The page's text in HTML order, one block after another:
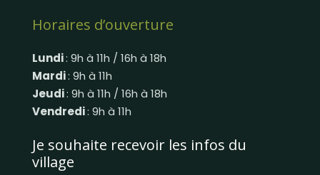
Horaires d’ouverture
Lundi: 9h à 11h / 16h à 18h
Mardi: 9h à 11h
Jeudi: 9h à 11h / 16h à 18h
Vendredi: 9h à 11h
Je souhaite recevoir les infos du
village